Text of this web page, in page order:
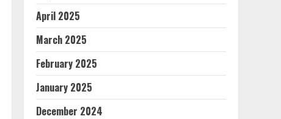
April 2025
March 2025
February 2025
January 2025
December 2024